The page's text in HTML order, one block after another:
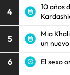
4
10 años
5
Mia
un
6 El sexo